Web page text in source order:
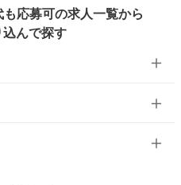
応募可の求人一覧から
んで探す